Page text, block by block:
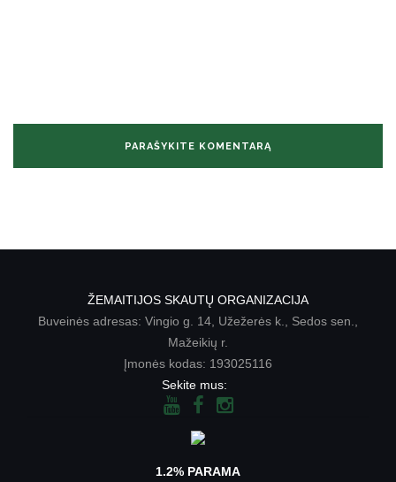
ŽEMAITIJOS SKAUTŲ ORGANIZACIJA
Buveinės adresas: Vingio g. 14, Užežerės k., Sedos sen.,
Mažeikių r.
Įmonės kodas: 193025116
Sekite mus:
1.2% PARAMA